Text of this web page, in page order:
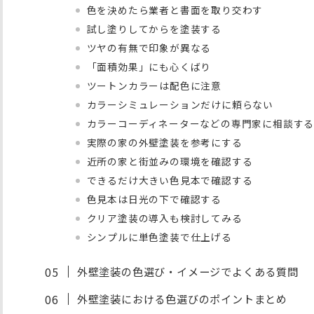
色を決めたら業者と書面を取り交わす
試し塗りしてからを塗装する
ツヤの有無で印象が異なる
「面積効果」にも心くばり
ツートンカラーは配色に注意
カラーシミュレーションだけに頼らない
カラーコーディネーターなどの専門家に相談する
実際の家の外壁塗装を参考にする
近所の家と街並みの環境を確認する
できるだけ大きい色見本で確認する
色見本は日光の下で確認する
クリア塗装の導入も検討してみる
シンプルに単色塗装で仕上げる
外壁塗装の色選び・イメージでよくある質問
外壁塗装における色選びのポイントまとめ